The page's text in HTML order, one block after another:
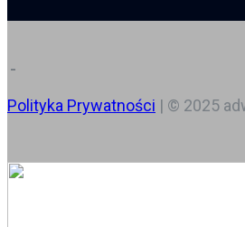
Polityka Prywatności | © 2025